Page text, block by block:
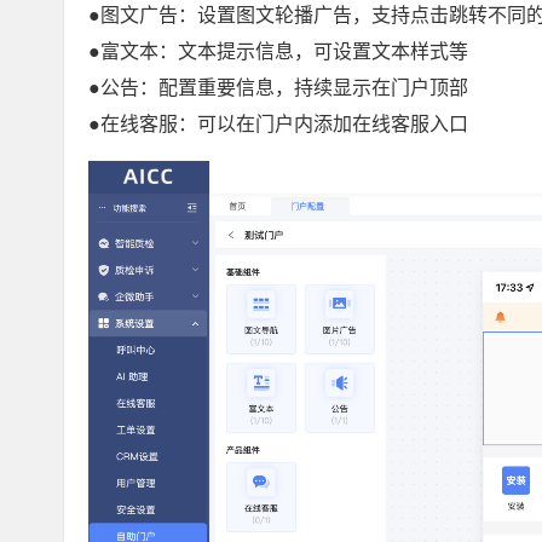
●图文广告：设置图文轮播广告，支持点击跳转不同
●富文本：文本提示信息，可设置文本样式等
●公告：配置重要信息，持续显示在门户顶部
●在线客服：可以在门户内添加在线客服入口